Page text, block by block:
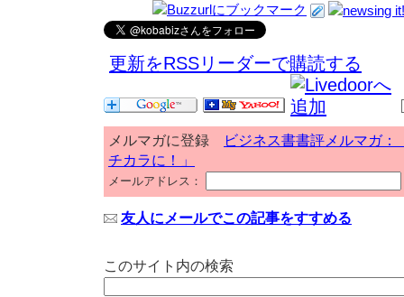
更新をRSSリーダーで購読する
メルマガに登録
ビジネス書書評メルマガ：
チカラに！」
メールアドレス：
友人にメールでこの記事をすすめる
このサイト内の検索